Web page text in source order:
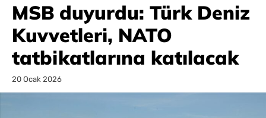
MSB duyurdu: Türk Deniz
Kuvvetleri, NATO
tatbikatlarına katılacak
20 Ocak 2026